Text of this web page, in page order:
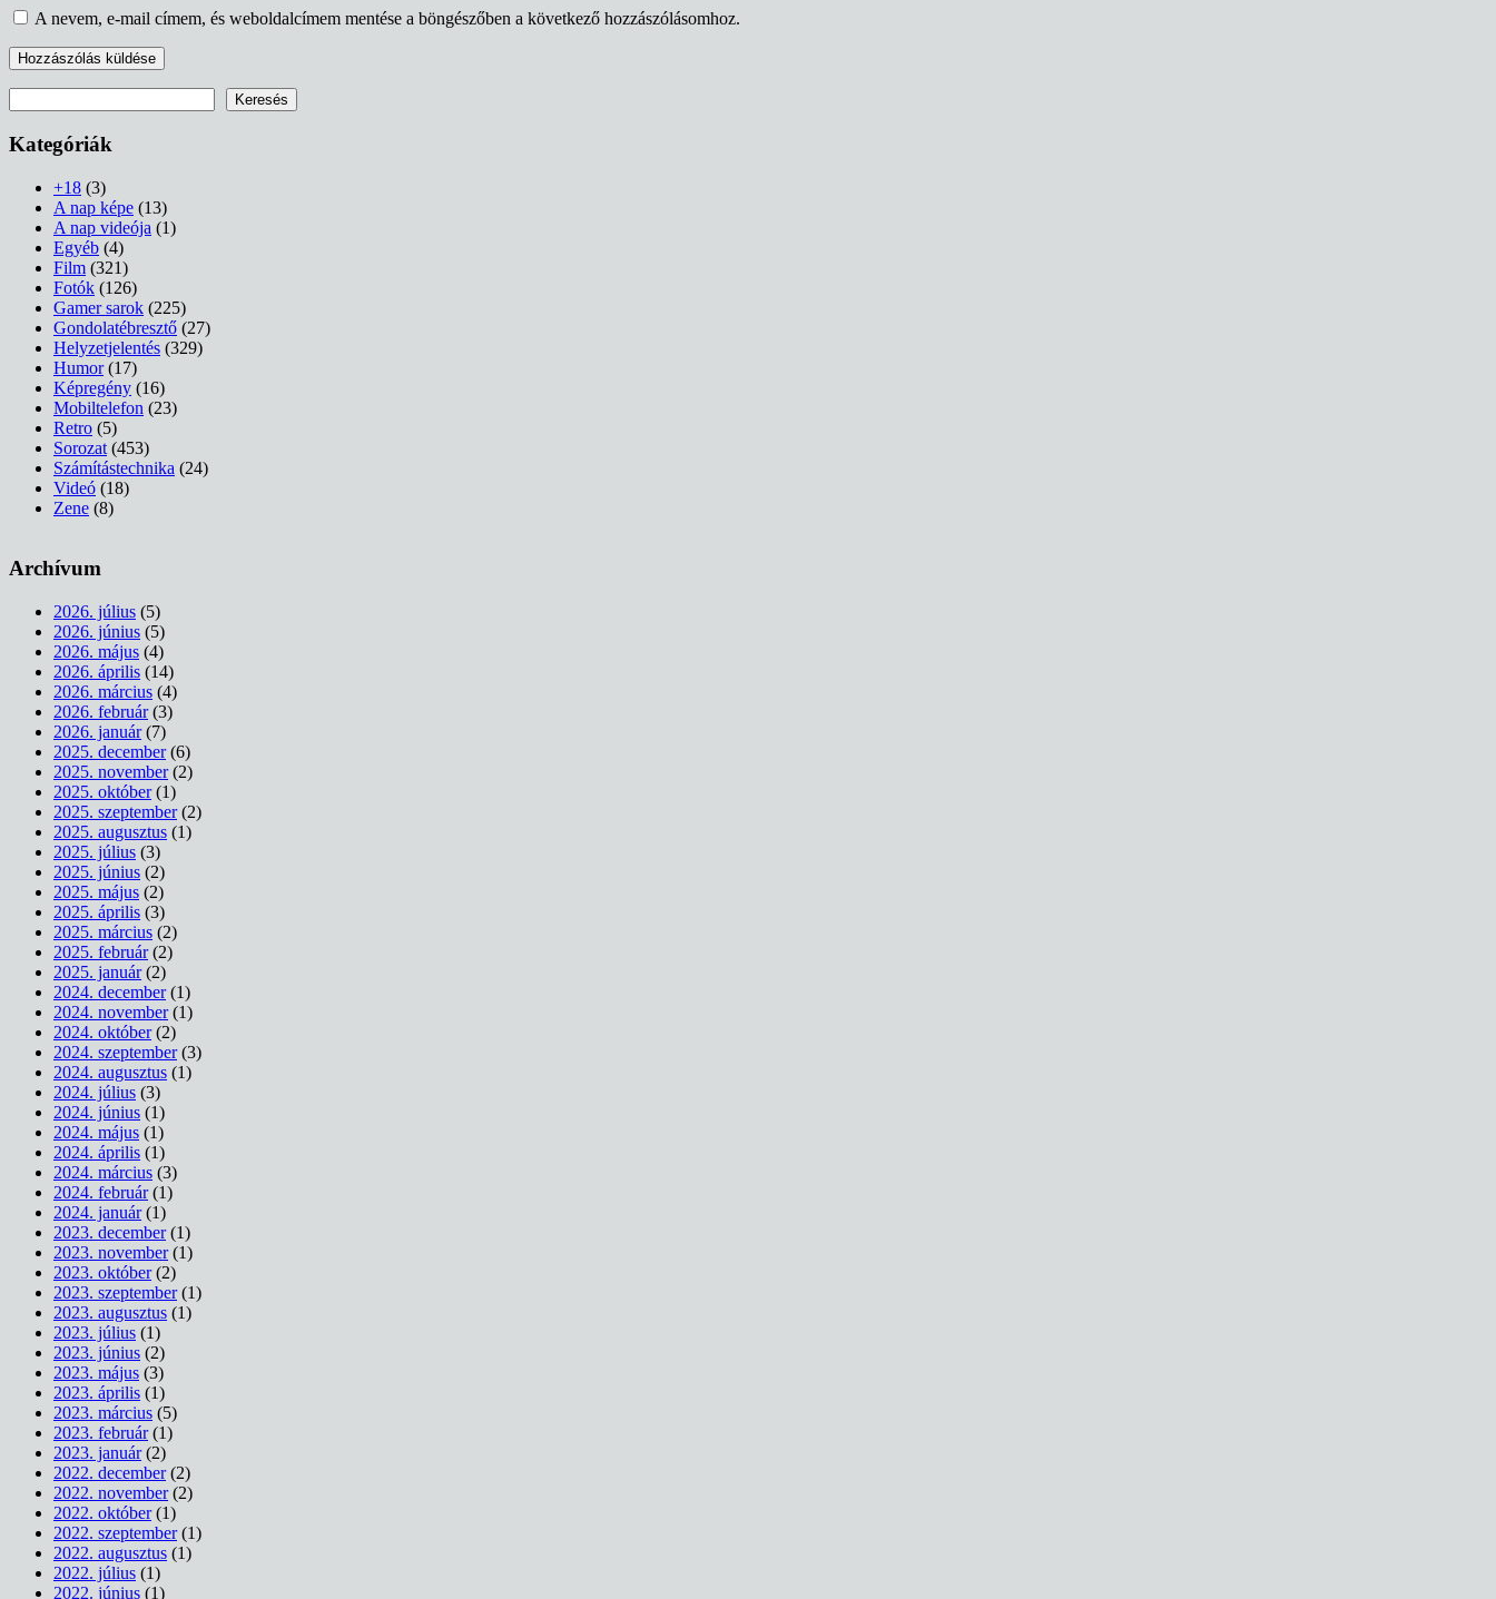
A nevem, e-mail címem, és weboldalcímem mentése a böngészőben a következő hozzászólásomhoz.
Keresés
Kategóriák
+18 (3)
A nap képe (13)
A nap videója (1)
Egyéb (4)
Film (321)
Fotók (126)
Gamer sarok (225)
Gondolatébresztő (27)
Helyzetjelentés (329)
Humor(17)
Képregény (16)
Mobiltelefon (23)
Retro (5)
Sorozat (453)
Számítástechnika (24)
Videó (18)
Zene (8)
Archívum
2026. július (5)
2026. június (5)
2026. május (4)
2026. április (14)
2026. március (4)
2026. február(3)
2026. január(7)
2025. december(6)
2025. november(2)
2025. október(1)
2025. szeptember(2)
2025. augusztus (1)
2025. július (3)
2025. június (2)
2025. május (2)
2025. április (3)
2025. március (2)
2025. február(2)
2025. január(2)
2024. december(1)
2024. november(1)
2024. október(2)
2024. szeptember(3)
2024. augusztus (1)
2024. július (3)
2024. június (1)
2024. május (1)
2024. április (1)
2024. március (3)
2024. február(1)
2024. január(1)
2023. december(1)
2023. november(1)
2023. október(2)
2023. szeptember(1)
2023. augusztus (1)
2023. július (1)
2023. június (2)
2023. május (3)
2023. április (1)
2023. március (5)
2023. február(1)
2023. január(2)
2022. december(2)
2022. november(2)
2022. október(1)
2022. szeptember(1)
2022. augusztus (1)
2022. július (1)
2022. június (1)